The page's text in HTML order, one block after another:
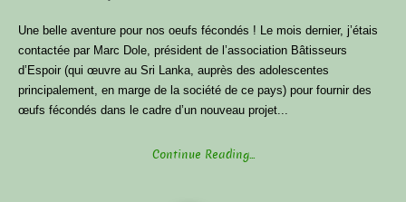
Une belle aventure pour nos oeufs fécondés ! Le mois dernier, j’étais
contactée par Marc Dole, président de l’association Bâtisseurs
d’Espoir (qui œuvre au Sri Lanka, auprès des adolescentes
principalement, en marge de la société de ce pays) pour fournir des
œufs fécondés dans le cadre d’un nouveau projet...
Continue Reading...